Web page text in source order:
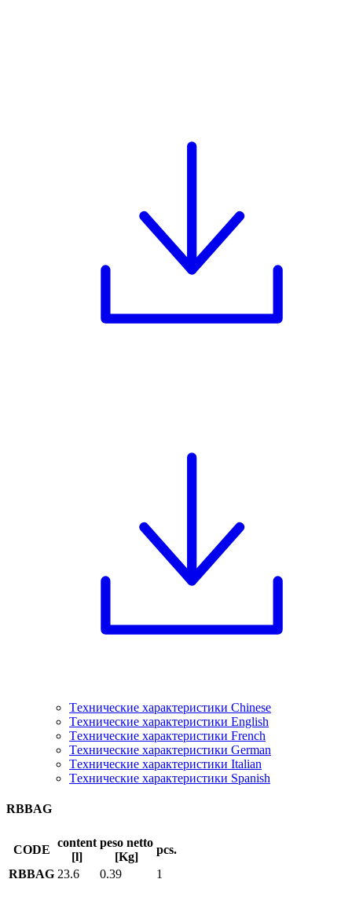
Tехнические характеристики Chinese
Tехнические характеристики English
Tехнические характеристики French
Tехнические характеристики German
Tехнические характеристики Italian
Tехнические характеристики Spanish
RBBAG
CODE
content
[l]
peso netto
[Kg]
pcs.
RBBAG 23.6 0.39 1